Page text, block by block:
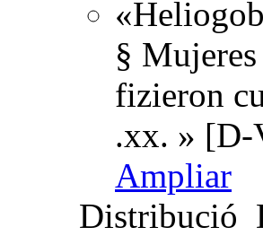
§
fizieron
.xx. » [D-
Ampliar
Distribució